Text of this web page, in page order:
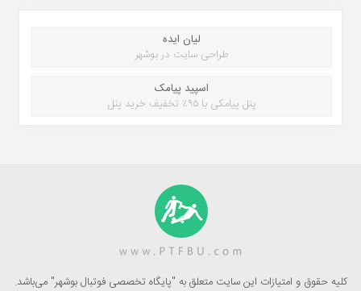
لیان ایده
طراحی سایت در بوشهر
اسپید پیامک
پنل پیامکی با ۹۵٪ تخفیف خرید پنل
کلیه حقوق و امتیازات این سایت متعلق به "پایگاه تخصصی فوتبال بوشهر" می‌باشد.